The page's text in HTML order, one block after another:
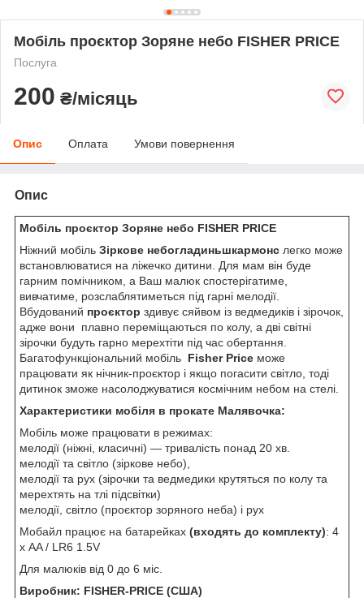
Мобіль проєктор Зоряне небо FISHER PRICE
Послуга
200 ₴/місяць
Опис Оплата Умови повернення
Опис
Мобіль проєктор Зоряне небо FISHER PRICE
Ніжний мобіль Зіркове небогладиньшкармонс легко може
встановлюватися на ліжечко дитини. Для мам він буде
гарним помічником, а Ваш малюк спостерігатиме,
вивчатиме, розслаблятиметься під гарні мелодії.
Вбудований проєктор здивує сяйвом із ведмедиків і зірочок,
адже вони плавно переміщаються по колу, а дві світні
зірочки будуть гарно мерехтіти під час обертання.
Багатофункціональний мобіль Fisher Price може
працювати як нічник-проєктор і якщо погасити світло, тоді
дитинок зможе насолоджуватися космічним небом на стелі.
Характеристики мобіля в прокате Малявочка:
Мобіль може працювати в режимах:
мелодії (ніжні, класичні) — тривалість понад 20 хв.
мелодії та світло (зіркове небо),
мелодії та рух (зірочки та ведмедики крутяться по колу та
мерехтять на тлі підсвітки)
мелодії, світло (проєктор зоряного неба) і рух
Мобайл працює на батарейках (входять до комплекту): 4
х AA / LR6 1.5V
Для малюків від 0 до 6 міс.
Виробник: FISHER-PRICE (США)